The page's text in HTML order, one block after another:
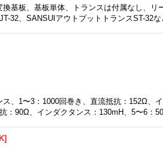
基板、基板単体、トランスは付属なし、リ
32、SANSUIアウトプットトランスST-32
、1〜3：1000回巻き、直流抵抗：152Ω、
：90Ω、インダクタンス：130mH、5〜6：
]